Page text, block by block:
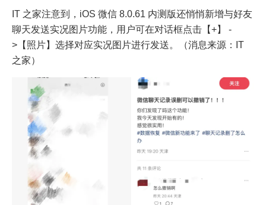
IT 之家注意到，iOS 微信 8.0.61 内测版还悄悄新增与好友
聊天发送实况图片功能，用户可在对话框点击【+】 -
>【照片】选择对应实况图片进行发送。（消息来源：IT
之家）